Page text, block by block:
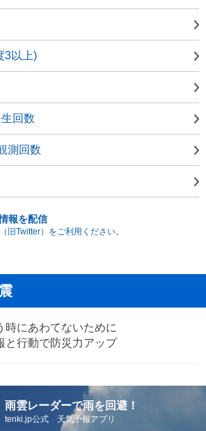
3以上)
回数
測回数
報を配信
旧Twitter）をご利用ください。
時にあわてないために
と行動で防災力アップ
雨雲レーダーで雨を回避！
tenki.jp公式 天気予報アプリ